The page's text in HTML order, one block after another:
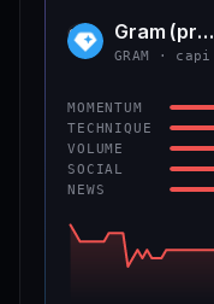
VAR. 7 J
VS ATH
−84,8 %
CONFIANCE
GRAM Gram
GRAM ·
MOMENTUM
TECHNIQUE
VOLUME
SOCIAL
NEWS